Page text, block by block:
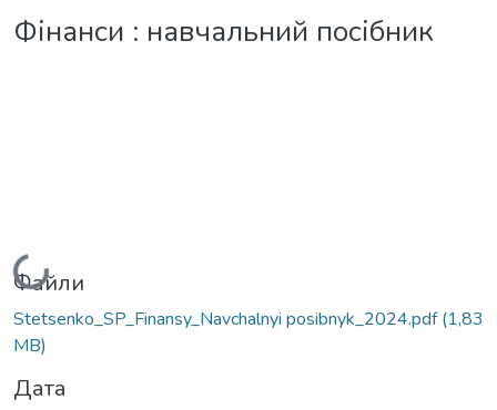
Фінанси : навчальний посібник
Вантажиться...
Файли
Stetsenko_SP_Finansy_Navchalnyi posibnyk_2024.pdf(1,83
MB)
Дата